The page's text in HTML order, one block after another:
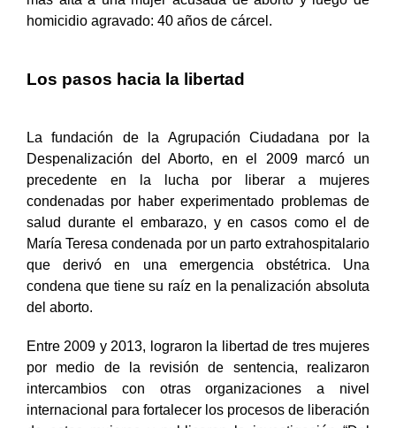
más alta a una mujer acusada de aborto y luego de
homicidio agravado: 40 años de cárcel.
Los pasos hacia la libertad
La fundación de la Agrupación Ciudadana por la
Despenalización del Aborto, en el 2009 marcó un
precedente en la lucha por liberar a mujeres
condenadas por haber experimentado problemas de
salud durante el embarazo, y en casos como el de
María Teresa condenada por un parto extrahospitalario
que derivó en una emergencia obstétrica. Una
condena que tiene su raíz en la penalización absoluta
del aborto.
Entre 2009 y 2013, lograron la libertad de tres mujeres
por medio de la revisión de sentencia, realizaron
intercambios con otras organizaciones a nivel
internacional para fortalecer los procesos de liberación